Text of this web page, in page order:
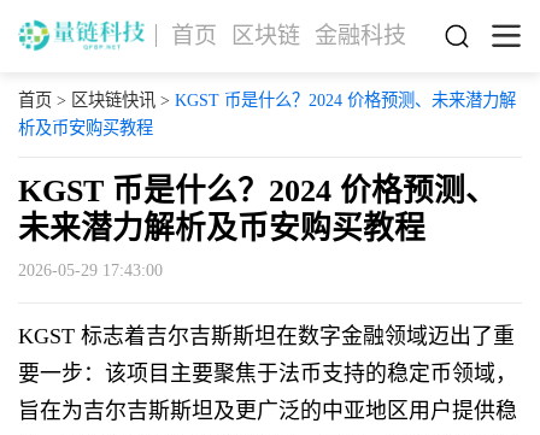
首页 区块链 金融科技
首页 > 区块链快讯> KGST 币是什么？2024 价格预测、未来潜力解
析及币安购买教程
KGST 币是什么？2024 价格预测、
未来潜力解析及币安购买教程
2026-05-29 17:43:00
KGST 标志着吉尔吉斯斯坦在数字金融领域迈出了重
要一步：该项目主要聚焦于法币支持的稳定币领域，
旨在为吉尔吉斯斯坦及更广泛的中亚地区用户提供稳